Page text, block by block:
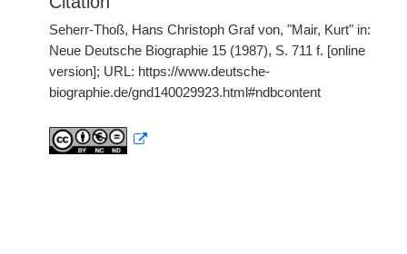
Seherr-Thoß, Hans Christoph Graf von, "Mair, Kurt" in:
Neue Deutsche Biographie 15 (1987), S. 711 f. [online
version]; URL: https://www.deutsche-
biographie.de/gnd140029923.html#ndbcontent